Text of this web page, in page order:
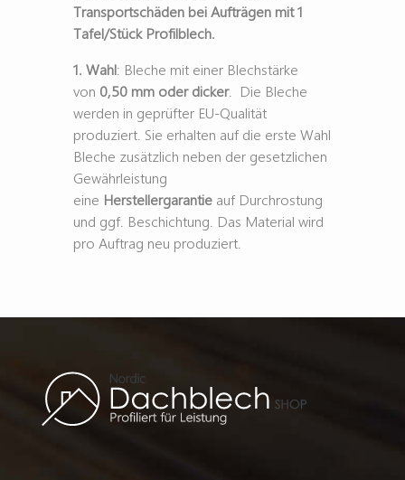
Transportschäden bei Aufträgen mit 1
Tafel/Stück Profilblech.
1. Wahl: Bleche mit einer Blechstärke
von 0,50 mm oder dicker. Die Bleche
werden in geprüfter EU-Qualität
produziert. Sie erhalten auf die erste Wahl
Bleche zusätzlich neben der gesetzlichen
Gewährleistung
eine Herstellergarantieauf Durchrostung
und ggf. Beschichtung. Das Material wird
pro Auftrag neu produziert.